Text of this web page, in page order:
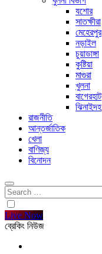
যশোর
সাতক্ষীরা
মেহেরপুর
নড়াইল
চুয়াডাঙ্গা
কুষ্টিয়া
মাগুরা
খুলনা
বাগেরহাট
ঝিনাইদহ
রাজনীতি
আন্তর্জাতিক
খেলা
বাণিজ্য
বিনোদন
Search
for:
Live Now
ব্রেকিং নিউজ